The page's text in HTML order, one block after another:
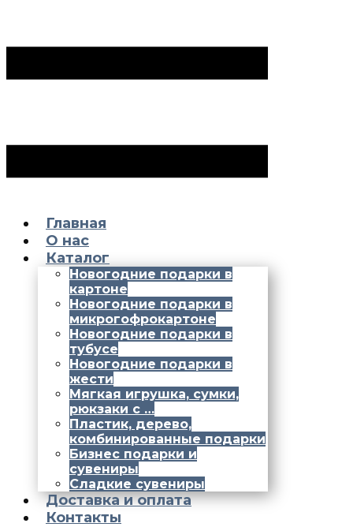
Главная
О нас
Каталог
Новогодние подарки в
картоне
Новогодние подарки в
микрогофрокартоне
Новогодние подарки в
тубусе
Новогодние подарки в
жести
Мягкая игрушка, сумки,
рюкзаки с …
Пластик, дерево,
комбинированные подарки
Бизнес подарки и
сувениры
Сладкие сувениры
Доставка и оплата
Контакты